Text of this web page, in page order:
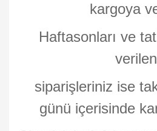
kargoya
Haftasonları ve
verilen
siparişleriniz ise
günü içerisinde